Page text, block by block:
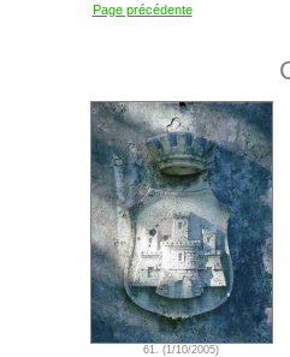
Page précédente
61. (1/10/2005)